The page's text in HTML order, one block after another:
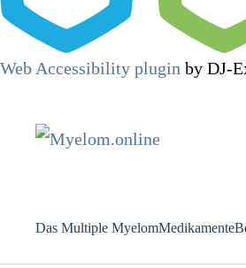
Web Accessibility plugin by DJ-
Das Multiple MyelomMedikamente